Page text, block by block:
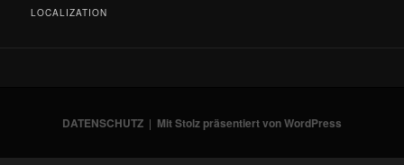
LOCALIZATION
DATENSCHUTZ Mit Stolz präsentiert von WordPress